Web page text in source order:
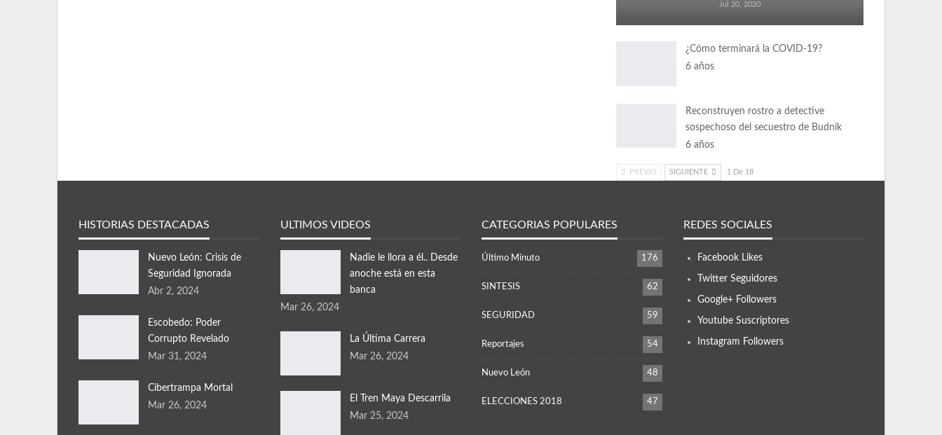
Jul 20, 2020
¿Cómo terminará la COVID-19?
6 años
Reconstruyen rostro a detective
sospechoso del secuestro de Budnik
6 años
PREVIO SIGUIENTE 1 De 18
HISTORIAS DESTACADAS
Nuevo León: Crisis de
Seguridad Ignorada
Abr 2, 2024
Escobedo: Poder
Corrupto Revelado
Mar 31, 2024
Cibertrampa Mortal
Mar 26, 2024
ULTIMOS VIDEOS
Nadie le llora a él.. Desde
anoche está en esta
banca
Mar 26, 2024
La Última Carrera
Mar 26, 2024
El Tren Maya Descarrila
Mar 25, 2024
CATEGORIAS POPULARES
Último Minuto 176
SINTESIS 62
SEGURIDAD 59
Reportajes 54
Nuevo León 48
ELECCIONES 2018 47
REDES SOCIALES
Facebook Likes
Twitter Seguidores
Google+ Followers
Youtube Suscriptores
Instagram Followers